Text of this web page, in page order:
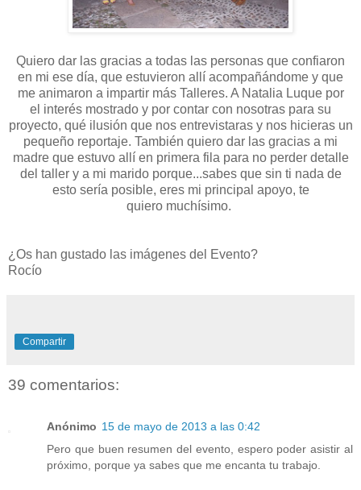
Quiero dar las gracias a todas las personas que confiaron
en mi ese día, que estuvieron allí acompañándome y que
me animaron a impartir más Talleres. A Natalia Luque por
el interés mostrado y por contar con nosotras para su
proyecto, qué ilusión que nos entrevistaras y nos hicieras un
pequeño reportaje. También quiero dar las gracias a mi
madre que estuvo allí en primera fila para no perder detalle
del taller y a mi marido porque...sabes que sin ti nada de
esto sería posible, eres mi principal apoyo, te
quiero muchísimo.
¿Os han gustado las imágenes del Evento?
Rocío
Compartir
39 comentarios:
Anónimo 15 de mayo de 2013 a las 0:42
Pero que buen resumen del evento, espero poder asistir al
próximo, porque ya sabes que me encanta tu trabajo.